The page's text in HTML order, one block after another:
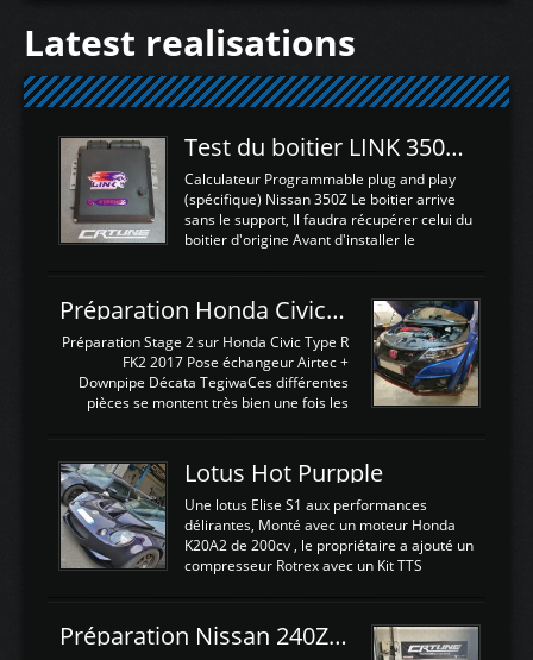
Latest realisations
Test du boitier LINK 350Z Plugin ECU
Calculateur Programmable plug and play
(spécifique) Nissan 350Z Le boitier arrive
sans le support, Il faudra récupérer celui du
boitier d'origine Avant d'installer le
d'envoyer l'information de la large bande
dans le boitier. sydney sweeney deepfake
La sortie 0-5V de l'afr sera connectée sur
l'entrée AN Volt 8 et GndAN pour
Analogique, et Volt car l'information est une
tension (Pas une résistance variable d'un
est temps de brancher le ...
Préparation Honda Civic Type R FK2
Préparation Stage 2 sur Honda Civic Type R
FK2 2017 Pose échangeur Airtec +
Downpipe Décata TegiwaCes différentes
pièces se montent très bien une fois les
légere découpe du plastique inferieur,
negénant en rien la structure ou le
fonctionnement du fond plat. Une
reprogrammation Stage 2 est faite sur le
calculateur d'origine. Une alternative
économique au passage sur Hondata
d'origine 310cv et 400Nn , Une fois
reprogrammé et les ...
Lotus Hot Purpple
Une lotus Elise S1 aux performances
délirantes, Monté avec un moteur Honda
K20A2 de 200cv , le propriétaire a ajouté un
compresseur Rotrex avec un Kit TTS
d'augmenter la puissance de son moteur:
un watercooler a été ajouté. 300Cv sans
Préparation Nissan 240Z SR20DET